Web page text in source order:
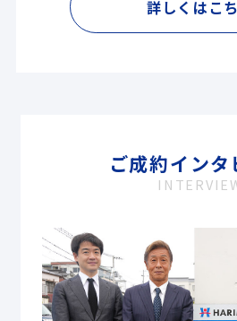
詳しくはこ
ご成約インタ